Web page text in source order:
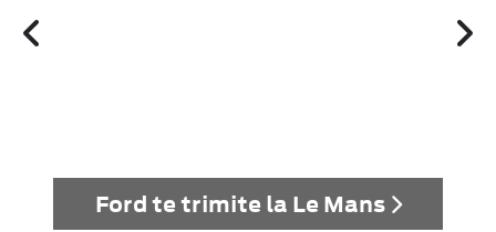
Ford te trimite la Le Mans